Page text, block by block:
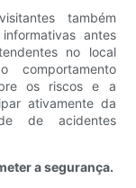
também
antes
no local
os riscos e a
ativamente da
de acidentes
a segurança.